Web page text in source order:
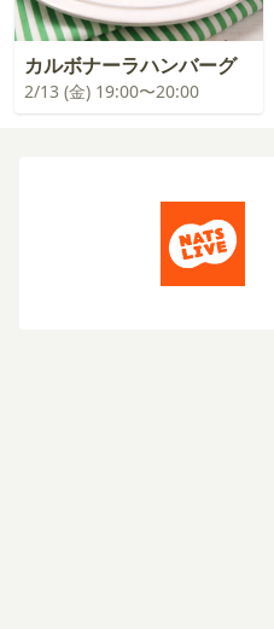
カルボナーラハンバーグ
2/13 (金) 19:00〜20:00